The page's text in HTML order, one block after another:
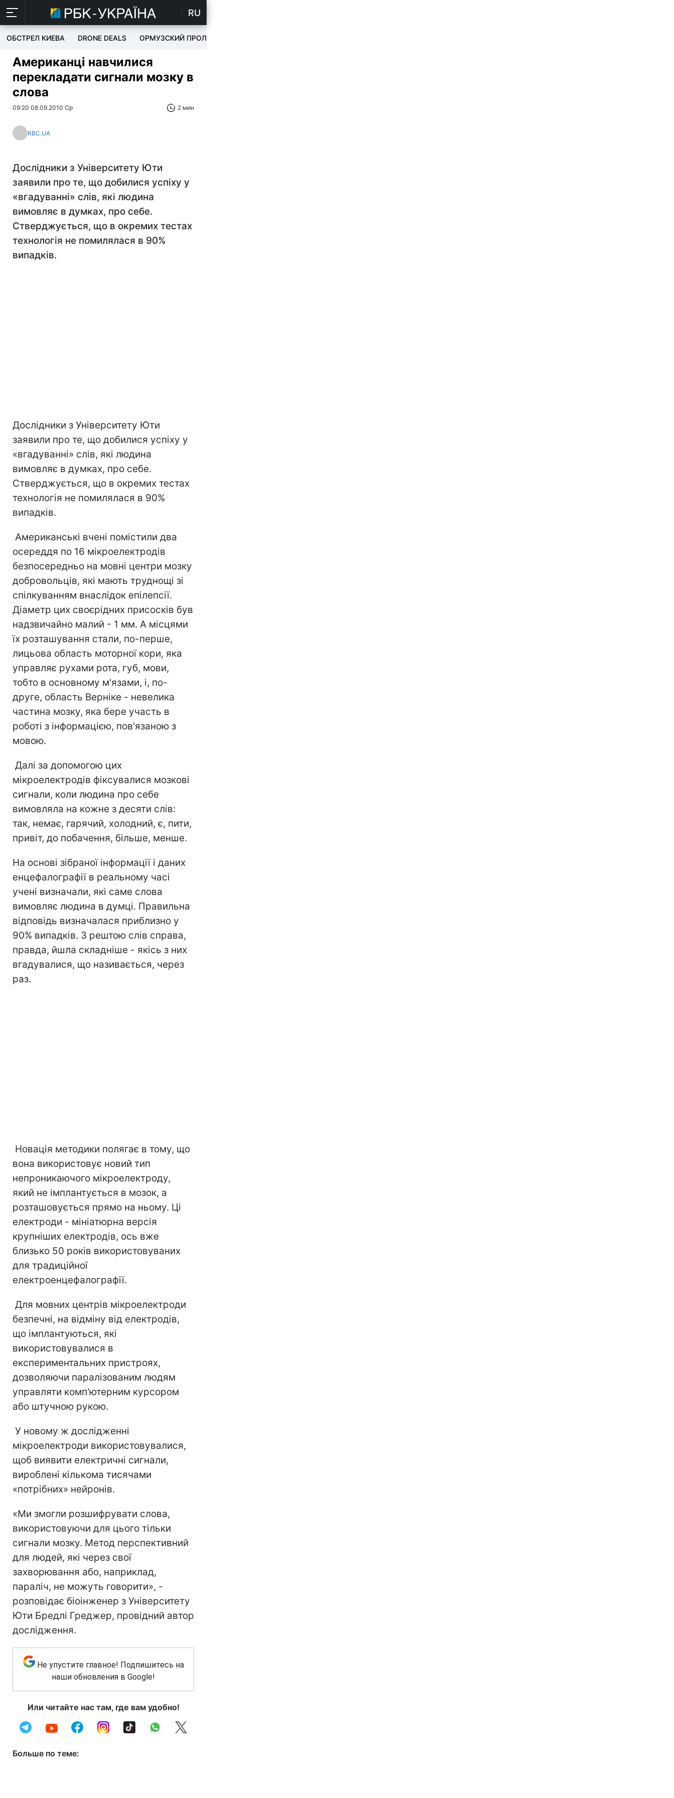
RU
ОБСТРЕЛ КИЕВА DRONE DEALS ОРМУЗСКИЙ ПРОЛИВ
Американці навчилися
перекладати сигнали мозку в
слова
09:20 08.09.2010 Ср 2 мин
RBC.UA
Дослідники з Університету Юти
заявили про те, що добилися успіху у
«вгадуванні» слів, які людина
вимовляє в думках, про себе.
Стверджується, що в окремих тестах
технологія не помилялася в 90%
випадків.
Дослідники з Університету Юти
заявили про те, що добилися успіху у
«вгадуванні» слів, які людина
вимовляє в думках, про себе.
Стверджується, що в окремих тестах
технологія не помилялася в 90%
випадків.
Американські вчені помістили два
осереддя по 16 мікроелектродів
безпосередньо на мовні центри мозку
добровольців, які мають труднощі зі
спілкуванням внаслідок епілепсії.
Діаметр цих своєрідних присосків був
надзвичайно малий - 1 мм. А місцями
їх розташування стали, по-перше,
лицьова область моторної кори, яка
управляє рухами рота, губ, мови,
тобто в основному м'язами, і, по-
друге, область Верніке - невелика
частина мозку, яка бере участь в
роботі з інформацією, пов'язаною з
мовою.
Далі за допомогою цих
мікроелектродів фіксувалися мозкові
сигнали, коли людина про себе
вимовляла на кожне з десяти слів:
так, немає, гарячий, холодний, є, пити,
привіт, до побачення, більше, менше.
На основі зібраної інформації і даних
енцефалографії в реальному часі
учені визначали, які саме слова
вимовляє людина в думці. Правильна
відповідь визначалася приблизно у
90% випадків. З рештою слів справа,
правда, йшла складніше - якісь з них
вгадувалися, що називається, через
раз.
Новація методики полягає в тому, що
вона використовує новий тип
непроникаючого мікроелектроду,
який не імплантується в мозок, а
розташовується прямо на ньому. Ці
електроди - мініатюрна версія
крупніших електродів, ось вже
близько 50 років використовуваних
для традиційної
електроенцефалографії.
Для мовних центрів мікроелектроди
безпечні, на відміну від електродів,
що імплантуються, які
використовувалися в
експериментальних пристроях,
дозволяючи паралізованим людям
управляти комп'ютерним курсором
або штучною рукою.
У новому ж дослідженні
мікроелектроди використовувалися,
щоб виявити електричні сигнали,
вироблені кількома тисячами
«потрібних» нейронів.
«Ми змогли розшифрувати слова,
використовуючи для цього тільки
сигнали мозку. Метод перспективний
для людей, які через свої
захворювання або, наприклад,
параліч, не можуть говорити», -
розповідає біоінженер з Університету
Юти Бредлі Греджер, провідний автор
дослідження.
Не упустите главное! Подпишитесь на
наши обновления в Google!
Или читайте нас там, где вам удобно!
Больше по теме: